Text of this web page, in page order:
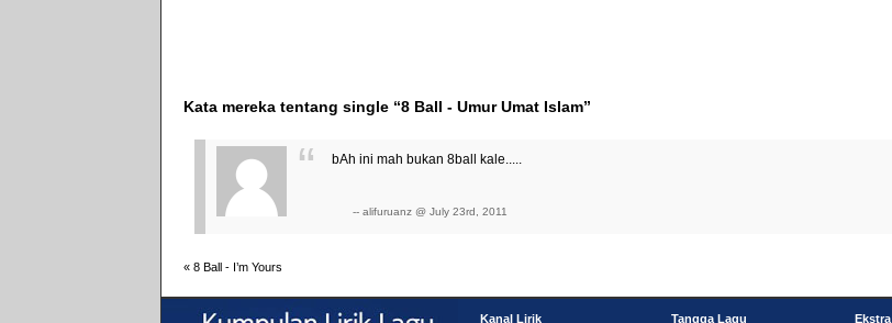
Kata mereka tentang single “8 Ball - Umur Umat Islam”
bAh ini mah bukan 8ball kale.....
-- alifuruanz @ July 23rd, 2011
« 8 Ball - I’m Yours
Kanal Lirik Tangga Lagu Ekstra